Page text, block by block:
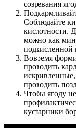
созревания
Соблюдайте
кислотности.
можно как
подкисленной
Вовремя
проводить
проводить
Чтобы ягоду
кустарники